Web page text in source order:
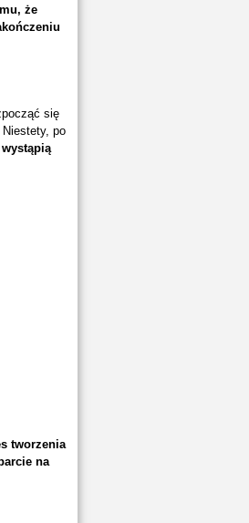
że
się
Niestety, po
wystąpią
tworzenia
na